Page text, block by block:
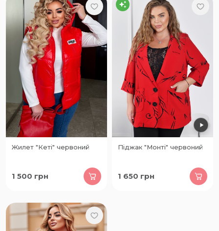
Жилет "Кеті" червоний
1 500 грн
Піджак "Монті" червоний
1 650 грн